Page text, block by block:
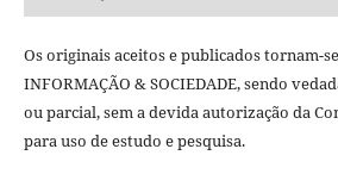
Os originais aceitos e publicados tornam-
INFORMAÇÃO & SOCIEDADE, sendo
ou parcial, sem a devida autorização da
para uso de estudo e pesquisa.